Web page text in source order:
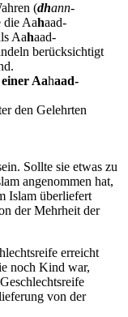
(dhann-
die Aahaad-
Aahaad-
berücksichtigt
Aahaad-
den Gelehrten
Sollte sie etwas zu
angenommen hat,
Islam überliefert
der Mehrheit der
erreicht
noch Kind war,
von der